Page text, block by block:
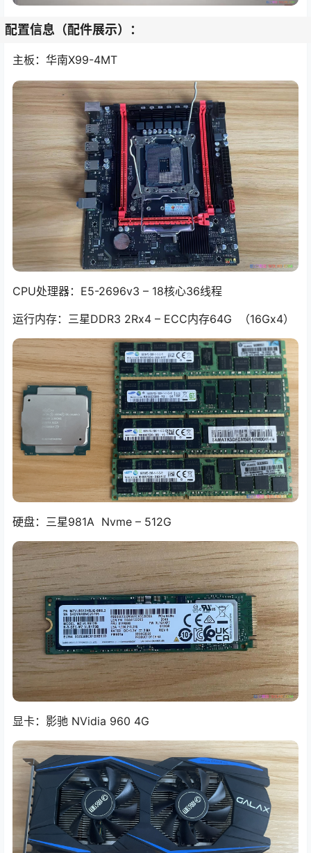
配置信息（配件展示）：
主板：华南X99-4MT
CPU处理器：E5-2696v3 – 18核心36线程
运行内存：三星DDR3 2Rx4 – ECC内存64G （16Gx4）
硬盘：三星981A Nvme – 512G
显卡：影驰 NVidia 960 4G